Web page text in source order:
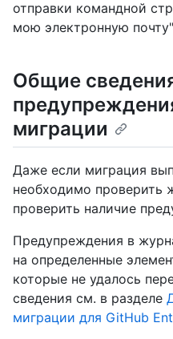
отправки командной
мою электронную
Общие
миграции
Даже если миграция
необходимо проверить
проверить наличие
Предупреждения в
на определенные
которые не удалось
сведения см. в разделе
миграции для GitHub